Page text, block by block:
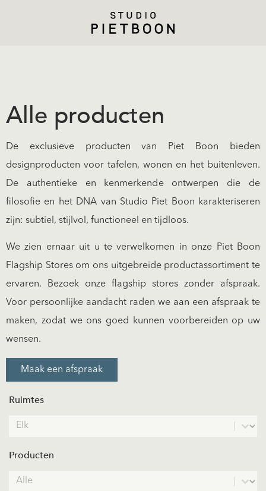
Alle producten
De exclusieve producten van Piet Boon bieden
designproducten voor tafelen, wonen en het buitenleven.
De authentieke en kenmerkende ontwerpen die de
filosofie en het DNA van Studio Piet Boon karakteriseren
zijn: subtiel, stijlvol, functioneel en tijdloos.
We zien ernaar uit u te verwelkomen in onze Piet Boon
Flagship Stores om ons uitgebreide productassortiment te
ervaren. Bezoek onze flagship stores zonder afspraak.
Voor persoonlijke aandacht raden we aan een afspraak te
maken, zodat we ons goed kunnen voorbereiden op uw
wensen.
Maak een afspraak
Ruimtes
Spaces
Select content
Producten
Products
Select content